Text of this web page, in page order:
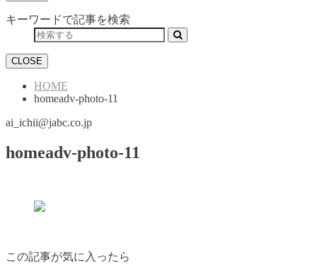
キーワードで記事を検索
CLOSE
HOME
homeadv-photo-11
ai_ichii@jabc.co.jp
homeadv-photo-11
この記事が気に入ったら